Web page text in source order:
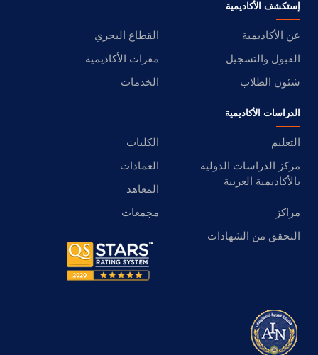
إستكشف الأكاديمية
عن الأكاديمية
القطاع البحري
القبول والتسجيل
مقرات الأكاديمية
شئون الطلاب
الخدمات
الدراسات الأكاديمية
التعليم
الكليات
مركز الدراسات الدولية
بالأكاديمية العربية
العمادات
المعاهد
مراكز
مجمعات
التحقق من الشهادات